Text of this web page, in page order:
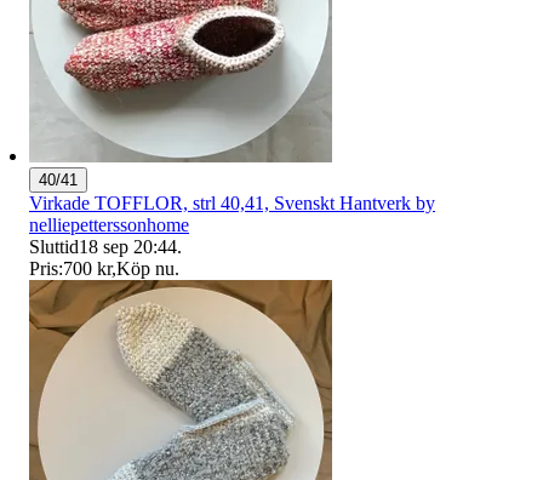
40/41
Virkade TOFFLOR, strl 40,41, Svenskt Hantverk by
nelliepetterssonhome
Sluttid18 sep 20:44.
Pris:700 kr,Köp nu.